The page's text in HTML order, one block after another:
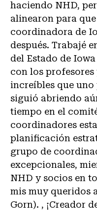
haciendo NHD,
alinearon para
coordinadora de
después. Trabajé
del Estado de
con los profesores
increíbles que uno
siguió abriendo
tiempo en el
coordinadores
planificación
grupo de
excepcionales,
NHD y socios en
mis muy queridos
Gorn). , ¡Creador